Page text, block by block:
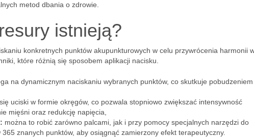
metod dbania o zdrowie.
istnieją?
konkretnych punktów akupunkturowych w celu przywrócenia harmonii
które różnią się sposobem aplikacji nacisku.
na dynamicznym naciskaniu wybranych punktów, co skutkuje pobudzeniem
uciski w formie okręgów, co pozwala stopniowo zwiększać intensywność
mięśni oraz redukcję napięcia,
można to robić zarówno palcami, jak i przy pomocy specjalnych narzędzi do
znanych punktów, aby osiągnąć zamierzony efekt terapeutyczny.